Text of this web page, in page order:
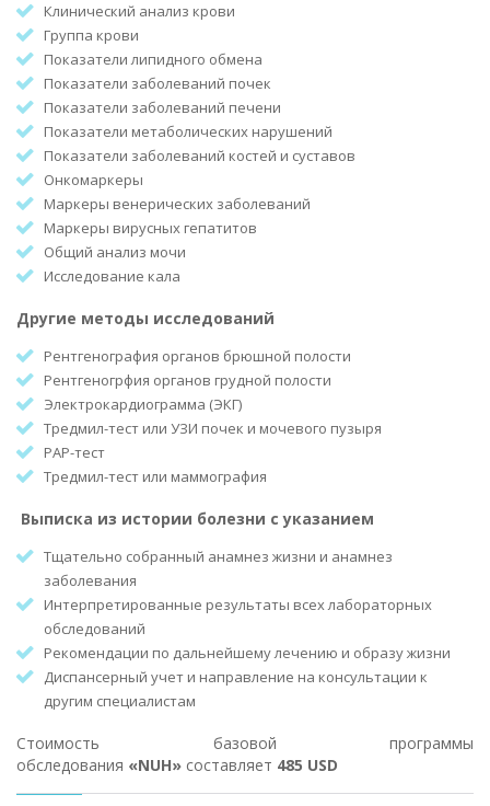
Клинический анализ крови
Группа крови
Показатели липидного обмена
Показатели заболеваний почек
Показатели заболеваний печени
Показатели метаболических нарушений
Показатели заболеваний костей и суставов
Онкомаркеры
Маркеры венерических заболеваний
Маркеры вирусных гепатитов
Общий анализ мочи
Исследование кала
Другие методы исследований
Рентгенография органов брюшной полости
Рентгеногрфия органов грудной полости
Электрокардиограмма (ЭКГ)
Тредмил-тест или УЗИ почек и мочевого пузыря
РАР-тест
Тредмил-тест или маммография
Выписка из истории болезни с указанием
Тщательно собранный анамнез жизни и анамнез
заболевания
Интерпретированные результаты всех лабораторных
обследований
Рекомендации по дальнейшему лечению и образу жизни
Диспансерный учет и направление на консультации к
другим специалистам
Стоимость базовой программы
обследования «NUH» составляет 485 USD